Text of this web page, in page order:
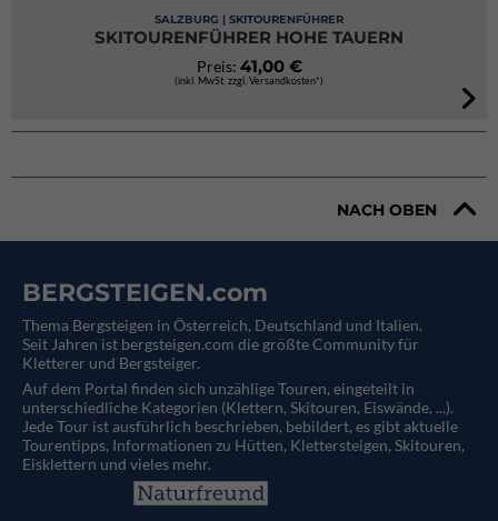
SALZBURG | SKITOURENFÜHRER
SKITOURENFÜHRER HOHE TAUERN
Preis: 41,00 €
(inkl. MwSt. zzgl. Versandkosten*)
NACH OBEN
BERGSTEIGEN.com
Thema Bergsteigen in Österreich, Deutschland und Italien.
Seit Jahren ist bergsteigen.com die größte Community für
Kletterer und Bergsteiger.
Auf dem Portal finden sich unzählige Touren, eingeteilt in
unterschiedliche Kategorien (Klettern, Skitouren, Eiswände, ...).
Jede Tour ist ausführlich beschrieben, bebildert, es gibt aktuelle
Tourentipps, Informationen zu Hütten, Klettersteigen, Skitouren,
Eisklettern und vieles mehr.